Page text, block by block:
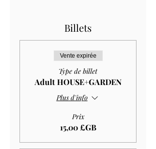
Billets
Vente expirée
Type de billet
Adult HOUSE+GARDEN
Plus d'info
Prix
15,00 £GB